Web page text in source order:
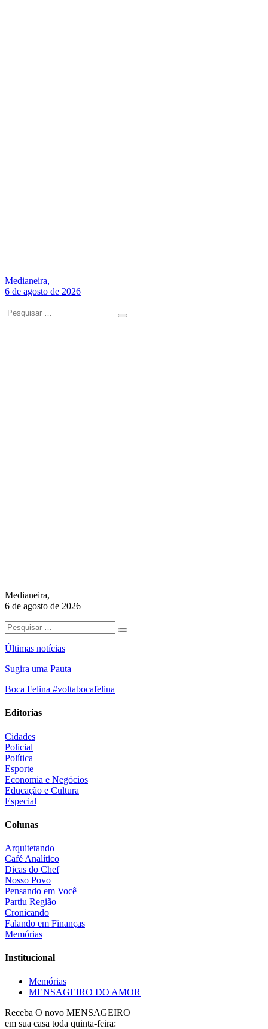
Medianeira,
6 de agosto de 2026
Medianeira,
6 de agosto de 2026
Últimas notícias
Sugira uma Pauta
Boca Felina #voltabocafelina
Editorias
Cidades
Policial
Política
Esporte
Economia e Negócios
Educação e Cultura
Especial
Colunas
Arquitetando
Café Analítico
Dicas do Chef
Nosso Povo
Pensando em Você
Partiu Região
Cronicando
Falando em Finanças
Memórias
Institucional
Memórias
MENSAGEIRO DO AMOR
Receba O novo MENSAGEIRO
em sua casa toda quinta-feira: